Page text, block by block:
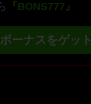
『BONS777』
ボーナスをゲット